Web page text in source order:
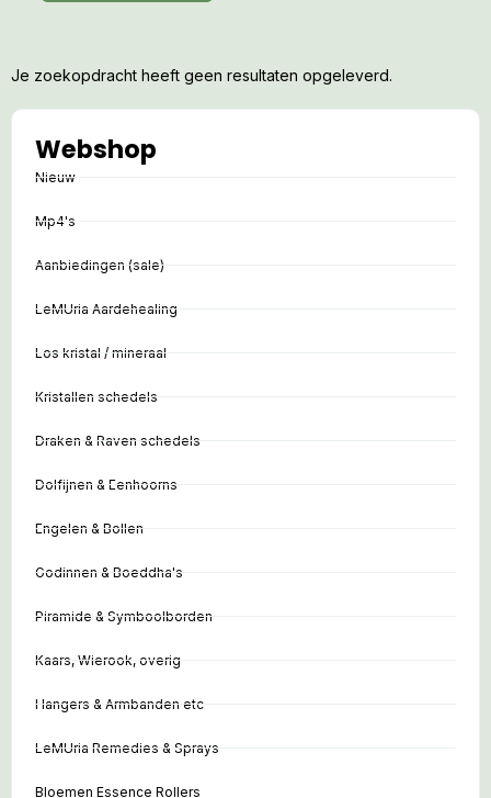
Webshop
Nieuw
Mp4's
Aanbiedingen (sale)
LeMUria Aardehealing
Los kristal / mineraal
Kristallen schedels
Draken & Raven schedels
Dolfijnen & Eenhoorns
Engelen & Bollen
Godinnen & Boeddha's
Piramide & Symboolborden
Kaars, Wierook, overig
Hangers & Armbanden etc
LeMUria Remedies & Sprays
Bloemen Essence Rollers
Je zoekopdracht heeft geen resultaten opgeleverd.